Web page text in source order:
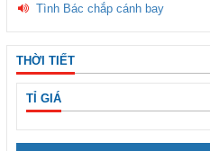
Tình Bác chắp cánh bay
THỜI TIẾT
TỈ GIÁ